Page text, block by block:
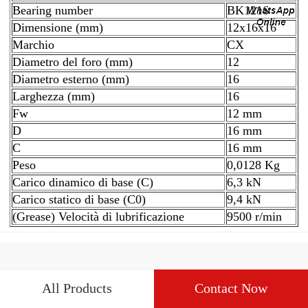
Bearing number
BK1216
Dimensione (mm)
12x16x16
Marchio
CX
Diametro del foro (mm)
12
Diametro esterno (mm)
16
Larghezza (mm)
16
Fw
12 mm
D
16 mm
C
16 mm
Peso
0,0128 Kg
Carico dinamico di base (C)
6,3 kN
Carico statico di base (C0)
9,4 kN
(Grease) Velocità di lubrificazione
9500 r/min
All Products Contact Now